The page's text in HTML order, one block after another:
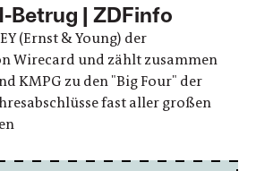
Betrug | ZDFinfo
(Ernst & Young) der
Wirecard und zählt zusammen
KMPG zu den "Big Four" der
fast aller großen